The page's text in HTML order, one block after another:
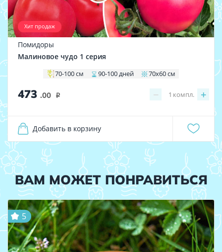
Хит продаж
Помидоры
Малиновое чудо 1 серия
70-100 см 90-100 дней 70х60 см
473 .00 i − +
1 компл.
Добавить в корзину
ВАМ МОЖЕТ ПОНРАВИТЬСЯ
5